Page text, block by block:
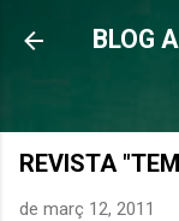
BLOG
REVISTA
de març 12, 2011